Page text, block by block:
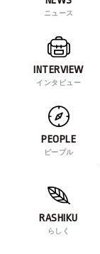
ニュース
INTERVIEW
インタビュー
PEOPLE
ピープル
RASHIKU
らしく